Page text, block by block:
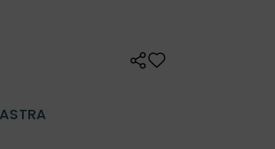
ZdieľaťOdober do
ASTRA